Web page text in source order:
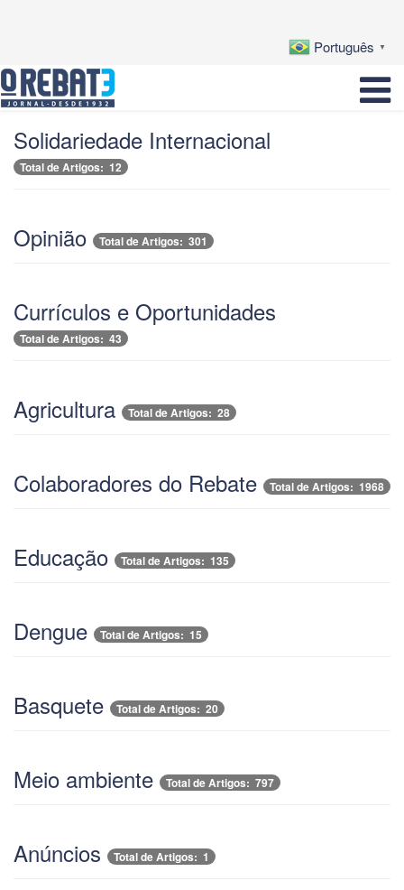
Português ▼
Solidariedade Internacional
Total de Artigos: 12
Opinião Total de Artigos: 301
Currículos e Oportunidades
Total de Artigos: 43
Agricultura Total de Artigos: 28
Colaboradores do Rebate Total de Artigos: 1968
Educação Total de Artigos: 135
Dengue Total de Artigos: 15
Basquete Total de Artigos: 20
Meio ambiente Total de Artigos: 797
Anúncios Total de Artigos: 1